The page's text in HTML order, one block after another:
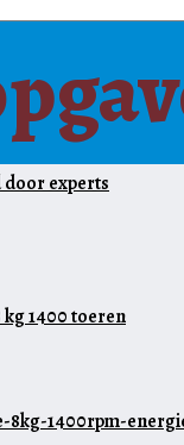
door experts
kg 1400 toeren
8kg-1400rpm-